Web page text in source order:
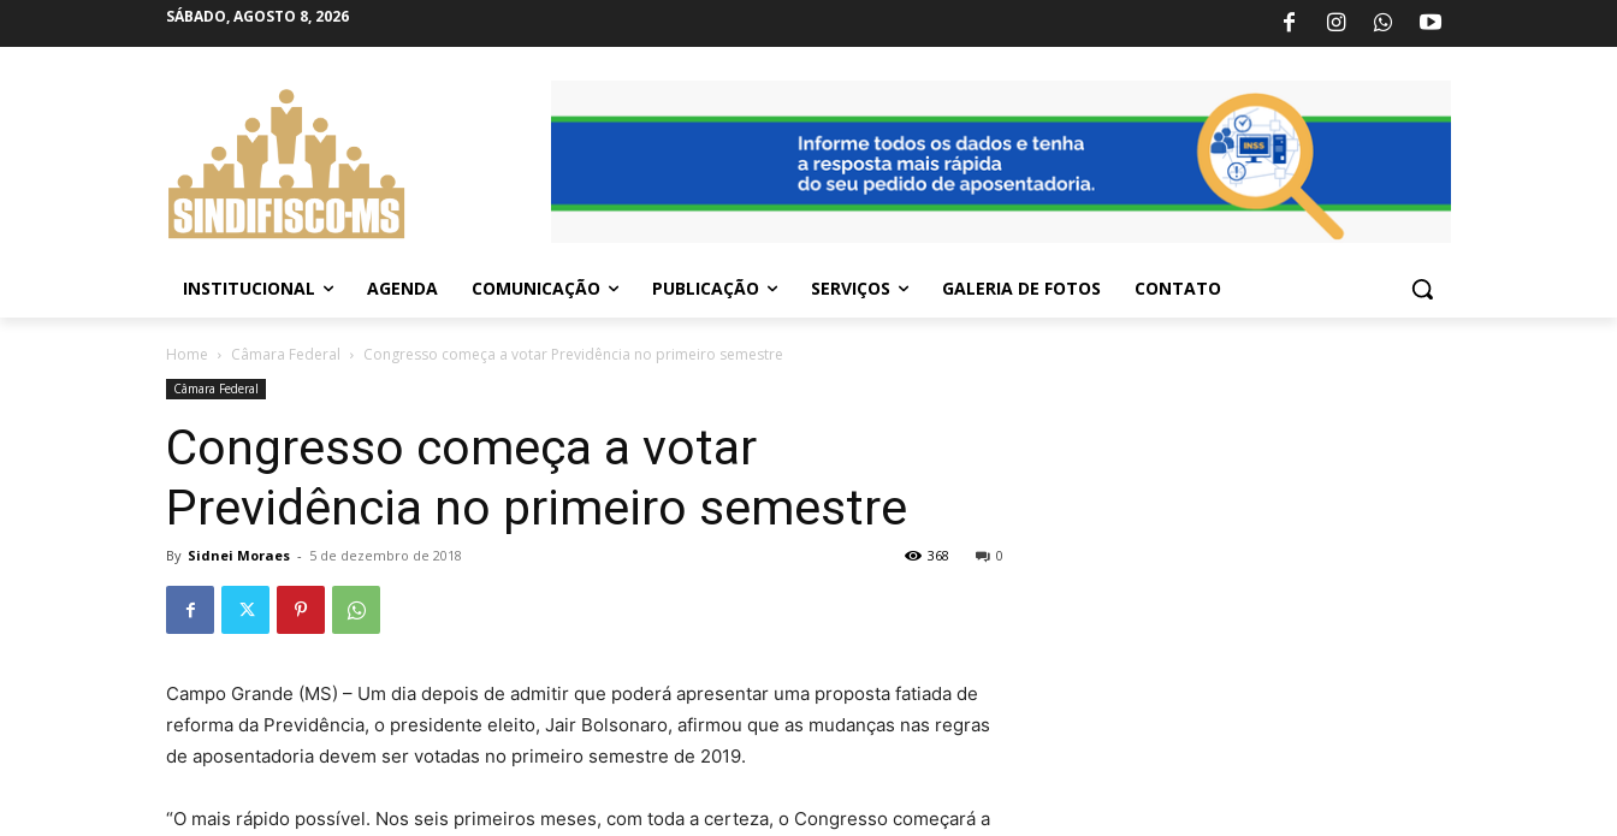
SÁBADO, AGOSTO 8, 2026
INSTITUCIONAL AGENDA COMUNICAÇÃO PUBLICAÇÃO SERVIÇOS GALERIA DE FOTOS CONTATO
Home Câmara Federal Congresso começa a votar Previdência no primeiro semestre
Câmara Federal
Congresso começa a votar
Previdência no primeiro semestre
By Sidnei Moraes - 5 de dezembro de 2018 0
368
Campo Grande (MS) – Um dia depois de admitir que poderá apresentar uma proposta fatiada de
reforma da Previdência, o presidente eleito, Jair Bolsonaro, afirmou que as mudanças nas regras
de aposentadoria devem ser votadas no primeiro semestre de 2019.
“O mais rápido possível. Nos seis primeiros meses, com toda a certeza, o Congresso começará a